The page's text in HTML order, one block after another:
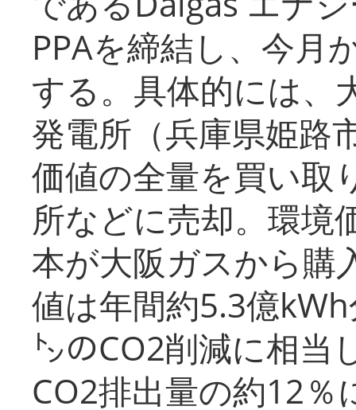
PPAを締結し、今月
する。具体的には、
発電所（兵庫県姫路
価値の全量を買い取
所などに売却。環境
本が大阪ガスから購
値は年間約5.3億
㌧のCO2削減に相当
CO2排出量の約12％